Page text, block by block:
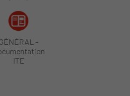
GÉNÉRAL -
ITE